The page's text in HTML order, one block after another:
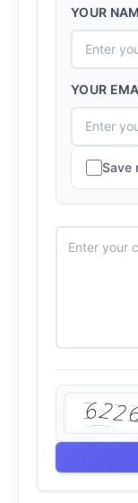
YOUR
YOUR
Save